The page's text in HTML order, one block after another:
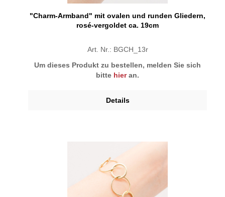
"Charm-Armband" mit ovalen und runden Gliedern,
rosé-vergoldet ca. 19cm
Art. Nr.: BGCH_13r
Um dieses Produkt zu bestellen, melden Sie sich
bitte hieran.
Details